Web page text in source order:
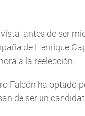
antes de ser
de Henrique
a la reelección.
Falcón ha optado
de ser un